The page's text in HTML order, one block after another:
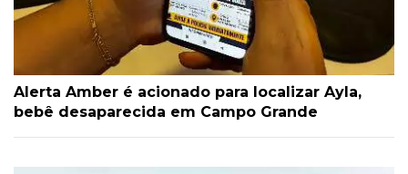
Alerta Amber é acionado para localizar Ayla,
bebê desaparecida em Campo Grande